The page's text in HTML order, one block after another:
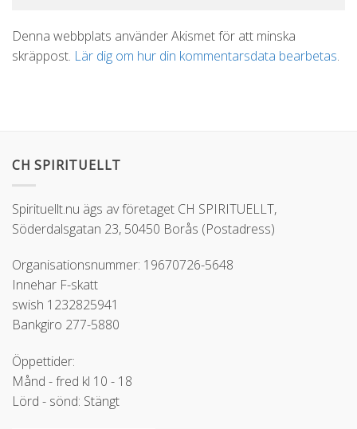
Denna webbplats använder Akismet för att minska
skräppost. Lär dig om hur din kommentarsdata bearbetas.
CH SPIRITUELLT
Spirituellt.nu ägs av företaget CH SPIRITUELLT,
Söderdalsgatan 23, 50450 Borås (Postadress)
Organisationsnummer: 19670726-5648
Innehar F-skatt
swish 1232825941
Bankgiro 277-5880
Öppettider:
Månd - fred kl 10 - 18
Lörd - sönd: Stängt